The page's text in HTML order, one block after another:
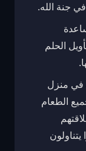
جنة الله.
الحلم
في منزل
الطعام